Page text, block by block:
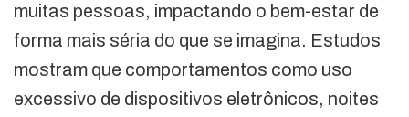
muitas pessoas, impactando o bem-estar de
forma mais séria do que se imagina. Estudos
mostram que comportamentos como uso
excessivo de dispositivos eletrônicos, noites